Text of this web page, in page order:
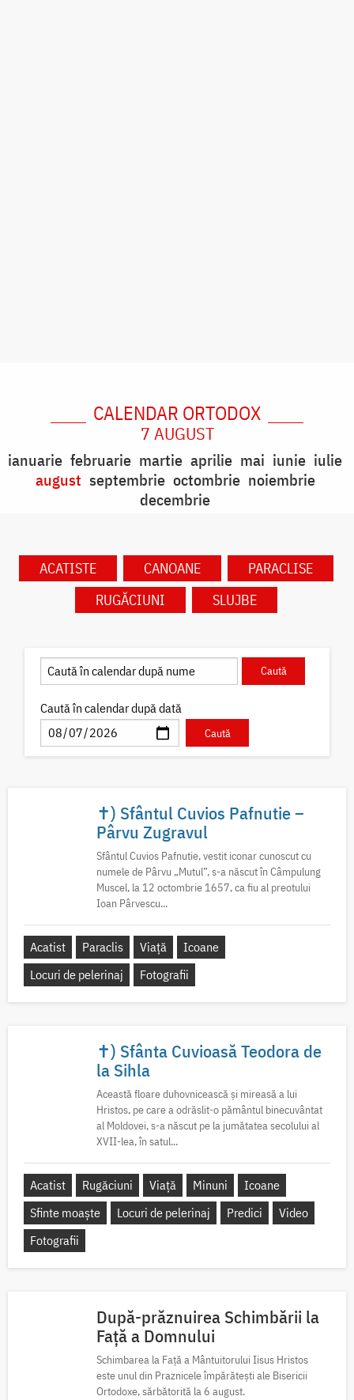
CALENDAR ORTODOX
7 AUGUST
ianuarie februarie martie aprilie mai iunie iulie
august septembrie octombrie noiembrie
decembrie
ACATISTE CANOANE
PARACLISE
RUGĂCIUNI
SLUJBE
Caută în calendar după dată
✝) Sfântul Cuvios Pafnutie –
Pârvu Zugravul
Sfântul Cuvios Pafnutie, vestit iconar cunoscut cu
numele de Pârvu „Mutul”, s-a născut în Câmpulung
Muscel, la 12 octombrie 1657, ca fiu al preotului
Ioan Pârvescu...
Acatist Paraclis Viață
Icoane
Locuri de pelerinaj
Fotografii
✝) Sfânta Cuvioasă Teodora de
la Sihla
Această floare duhovnicească și mireasă a lui
Hristos, pe care a odrăslit-o pământul binecuvântat
al Moldovei, s-a născut pe la jumătatea secolului al
XVII-lea, în satul...
Acatist Rugăciuni Viață Minuni
Icoane
Sfinte moaște
Locuri de pelerinaj Predici
Video
Fotografii
După-prăznuirea Schimbării la
Față a Domnului
Schimbarea la Față a Mântuitorului Iisus Hristos
este unul din Praznicele împărătești ale Bisericii
Ortodoxe, sărbătorită la 6 august.